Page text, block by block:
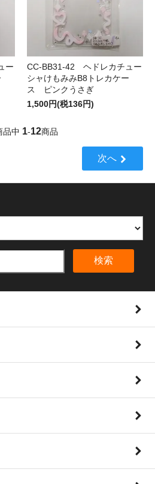
ー
CC-BB31-42 ヘドレカチュー
シャけもみみB8トレカケー
ス ピンクうさぎ
1,500円(税136円)
品中 1-12商品
次へ
検索